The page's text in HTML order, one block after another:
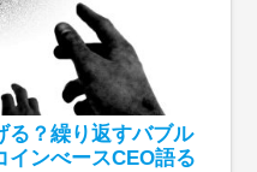
る？繰り返すバブル
インべースCEO語る